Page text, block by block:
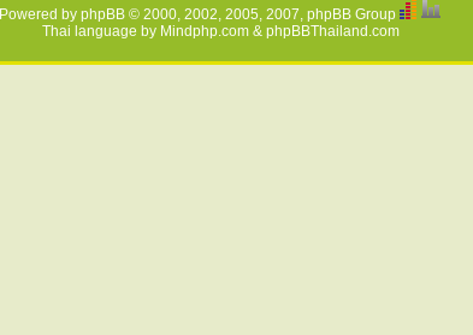
Powered by phpBB © 2000, 2002, 2005, 2007, phpBB Group
Thai language by Mindphp.com& phpBBThailand.com